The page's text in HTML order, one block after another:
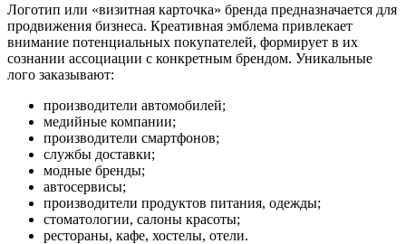
Логотип или «визитная карточка» бренда предназначается для
продвижения бизнеса. Креативная эмблема привлекает
внимание потенциальных покупателей, формирует в их
сознании ассоциации с конкретным брендом. Уникальные
лого заказывают:
производители автомобилей;
медийные компании;
производители смартфонов;
службы доставки;
модные бренды;
автосервисы;
производители продуктов питания, одежды;
стоматологии, салоны красоты;
рестораны, кафе, хостелы, отели.